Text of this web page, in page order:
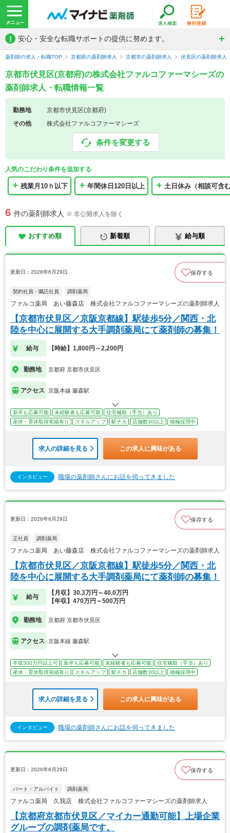
! 安心・安全な転職サポートの提供に努めます。
薬剤師の求人・転職TOP 京都府の薬剤師求人 京都市の薬剤師求人 伏見区の薬剤師求人
京都市伏見区(京都府)の株式会社ファルコファーマシーズの
薬剤師求人・転職情報一覧
勤務地
京都市伏見区(京都府)
その他
株式会社ファルコファーマシーズ
条件を変更する
人気のこだわり条件を追加する
残業月10ｈ以下 年間休日120日以上 土日休み（相談可含
6 件の薬剤師求人 ※ 非公開求人を除く
おすすめ順 新着順 給与順
更新日：2026年6月29日 保存する
契約社員・嘱託社員 調剤薬局
ファルコ薬局 あい藤森店 株式会社ファルコファーマシーズの薬剤師求人
【京都市伏見区／京阪京都線】駅徒歩5分／関西・北
陸を中心に展開する大手調剤薬局にて薬剤師の募集！
給与 【時給】1,800円～2,200円
勤務地 京都府 京都市伏見区
アクセス 京阪本線 藤森駅
新卒も応募可能 未経験者も応募可能
住宅補助（手当）あり
産休・育休取得実績有り
スキルアップ 駅チカ 店舗数30以上 積極採用中
求人の詳細を見る この求人に興味がある
インタビュー 職場の薬剤師さんにお話を伺ってきました
更新日：2026年6月29日 保存する
正社員 調剤薬局
ファルコ薬局 あい藤森店 株式会社ファルコファーマシーズの薬剤師求人
【京都市伏見区／京阪京都線】駅徒歩5分／関西・北
陸を中心に展開する大手調剤薬局にて薬剤師の募集！
給与
【月収】30.3万円～40.0万円
【年収】470万円～500万円
勤務地 京都府 京都市伏見区
アクセス 京阪本線 藤森駅
年収500万円以上可 新卒も応募可能 未経験者も応募可能
住宅補助（手当）あり
産休・育休取得実績有り
スキルアップ 駅チカ 店舗数30以上 積極採用中
求人の詳細を見る この求人に興味がある
インタビュー 職場の薬剤師さんにお話を伺ってきました
更新日：2026年6月29日 保存する
パート・アルバイト 調剤薬局
ファルコ薬局 久我店 株式会社ファルコファーマシーズの薬剤師求人
【京都府京都市伏見区／マイカー通勤可能】上場企業
グループの調剤薬局です。